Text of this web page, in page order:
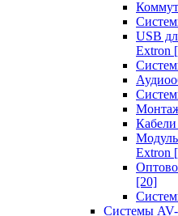
USB
Extron
Extron
[20]
Системы